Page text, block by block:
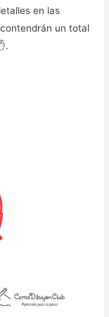
en las
contendrán un total